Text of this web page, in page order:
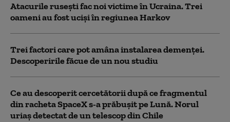
Atacurile rusești fac noi victime în Ucraina. Trei
oameni au fost uciși în regiunea Harkov
Trei factori care pot amâna instalarea demenţei.
Descoperirile făcue de un nou studiu
Ce au descoperit cercetătorii după ce fragmentul
din racheta SpaceX s-a prăbușit pe Lună. Norul
uriaș detectat de un telescop din Chile